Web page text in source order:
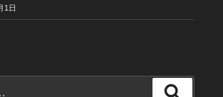
1日